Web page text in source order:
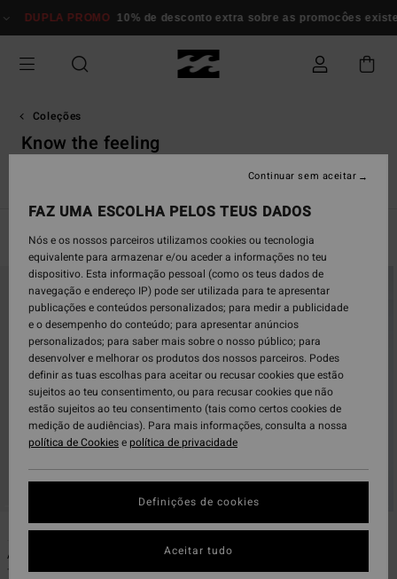
para
seleção
10% de desconto extra sobre as promocôes existentes* Mulher
Coleções
Know the feeling
Otis Carey
Filtrar e Ordenar 463
Avançar
procurar
critérios
filtragem
Avançar
ordenar
10 ECO
Arch Wave
T-shirt de manga curta Preto
6 ECO
Icon Wave
T-shirt de manga curta Branco
FAZ UMA ESCOLHA PELOS TEUS DADOS
Nós e os nossos parceiros utilizamos cookies ou tecnologia
equivalente para armazenar e/ou aceder a informações no teu
dispositivo. Esta informação pessoal (como os teus dados de
navegação e endereço IP) pode ser utilizada para te apresentar
publicações e conteúdos personalizados; para medir a publicidade
e o desempenho do conteúdo; para apresentar anúncios
personalizados; para saber mais sobre o nosso público; para
desenvolver e melhorar os produtos dos nossos parceiros. Podes
definir as tuas escolhas para aceitar ou recusar cookies que estão
sujeitos ao teu consentimento, ou para recusar cookies que não
estão sujeitos ao teu consentimento (tais como certos cookies de
medição de audiências). Para mais informações, consulta a nossa
política de Cookiesepolítica de privacidade
Definições de cookies
Continuar sem aceitar
Aceitar tudo